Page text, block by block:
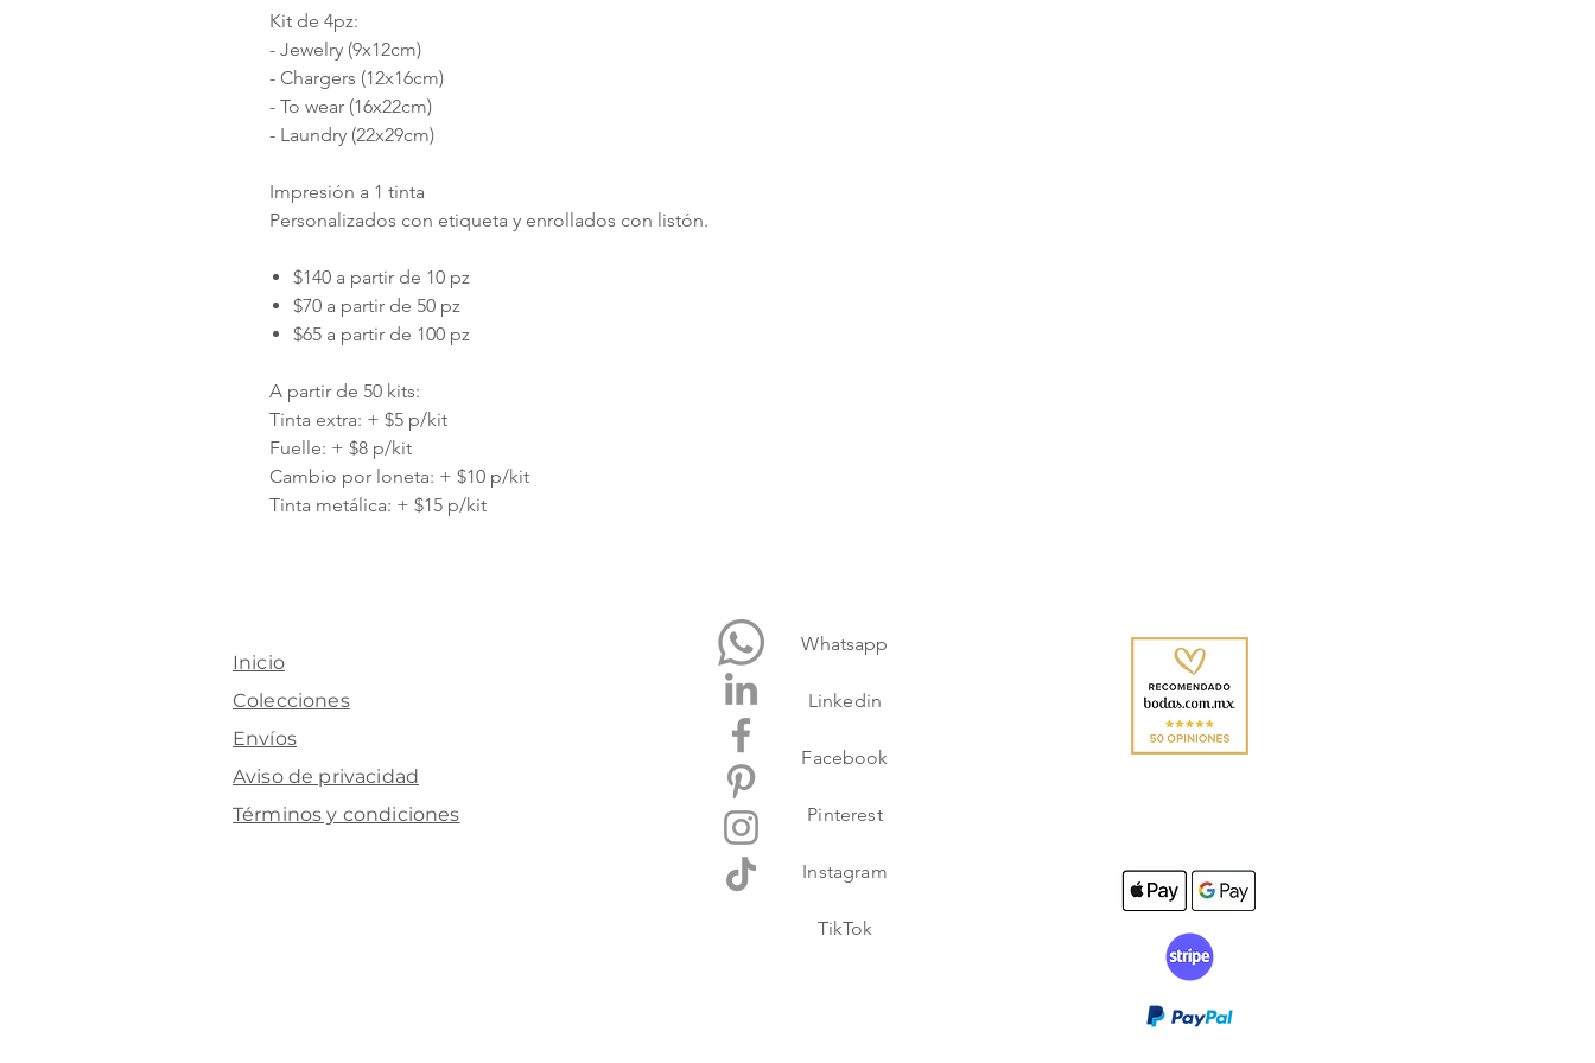
Kit de 4pz:
- Jewelry (9x12cm)
- Chargers (12x16cm)
- To wear (16x22cm)
- Laundry (22x29cm)
Impresión a 1 tinta
Personalizados con etiqueta y enrollados con listón.
$140 a partir de 10 pz
$70 a partir de 50 pz
$65 a partir de 100 pz
A partir de 50 kits:
Tinta extra: + $5 p/kit
Fuelle: + $8 p/kit
Cambio por loneta: + $10 p/kit
Tinta metálica: + $15 p/kit
Inicio
Colecciones
Envíos
Aviso de privacidad
Términos y condiciones
Whatsapp
Linkedin
Facebook
Pinterest
Instagram
TikTok